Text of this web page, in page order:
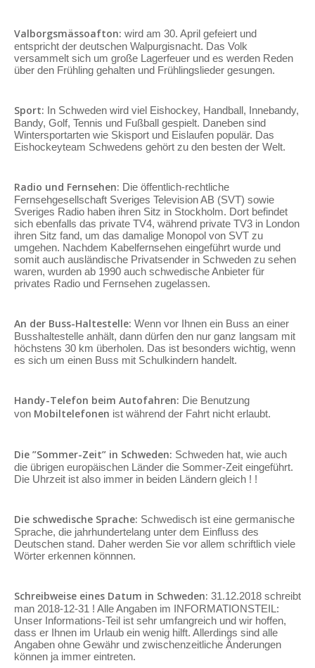
Valborgsmässoafton: wird am 30. April gefeiert und
entspricht der deutschen Walpurgisnacht. Das Volk
versammelt sich um große Lagerfeuer und es werden Reden
über den Frühling gehalten und Frühlingslieder gesungen.
Sport: In Schweden wird viel Eishockey, Handball, Innebandy,
Bandy, Golf, Tennis und Fußball gespielt. Daneben sind
Wintersportarten wie Skisport und Eislaufen populär. Das
Eishockeyteam Schwedens gehört zu den besten der Welt.
Radio und Fernsehen: Die öffentlich-rechtliche
Fernsehgesellschaft Sveriges Television AB (SVT) sowie
Sveriges Radio haben ihren Sitz in Stockholm. Dort befindet
sich ebenfalls das private TV4, während private TV3 in London
ihren Sitz fand, um das damalige Monopol von SVT zu
umgehen. Nachdem Kabelfernsehen eingeführt wurde und
somit auch ausländische Privatsender in Schweden zu sehen
waren, wurden ab 1990 auch schwedische Anbieter für
privates Radio und Fernsehen zugelassen.
An der Buss-Haltestelle: Wenn vor Ihnen ein Buss an einer
Busshaltestelle anhält, dann dürfen den nur ganz langsam mit
höchstens 30 km überholen. Das ist besonders wichtig, wenn
es sich um einen Buss mit Schulkindern handelt.
Handy-Telefon beim Autofahren: Die Benutzung
von Mobiltelefonen ist während der Fahrt nicht erlaubt.
Die ”Sommer-Zeit” in Schweden: Schweden hat, wie auch
die übrigen europäischen Länder die Sommer-Zeit eingeführt.
Die Uhrzeit ist also immer in beiden Ländern gleich ! !
Die schwedische Sprache: Schwedisch ist eine germanische
Sprache, die jahrhundertelang unter dem Einfluss des
Deutschen stand. Daher werden Sie vor allem schriftlich viele
Wörter erkennen könnnen.
Schreibweise eines Datum in Schweden: 31.12.2018 schreibt
man 2018-12-31 ! Alle Angaben im INFORMATIONSTEIL:
Unser Informations-Teil ist sehr umfangreich und wir hoffen,
dass er Ihnen im Urlaub ein wenig hilft. Allerdings sind alle
Angaben ohne Gewähr und zwischenzeitliche Änderungen
können ja immer eintreten.